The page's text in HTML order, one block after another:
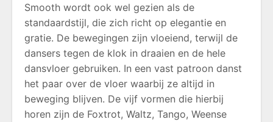
Smooth wordt ook wel gezien als de
standaardstijl, die zich richt op elegantie en
gratie. De bewegingen zijn vloeiend, terwijl de
dansers tegen de klok in draaien en de hele
dansvloer gebruiken. In een vast patroon danst
het paar over de vloer waarbij ze altijd in
beweging blijven. De vijf vormen die hierbij
horen zijn de Foxtrot, Waltz, Tango, Weense